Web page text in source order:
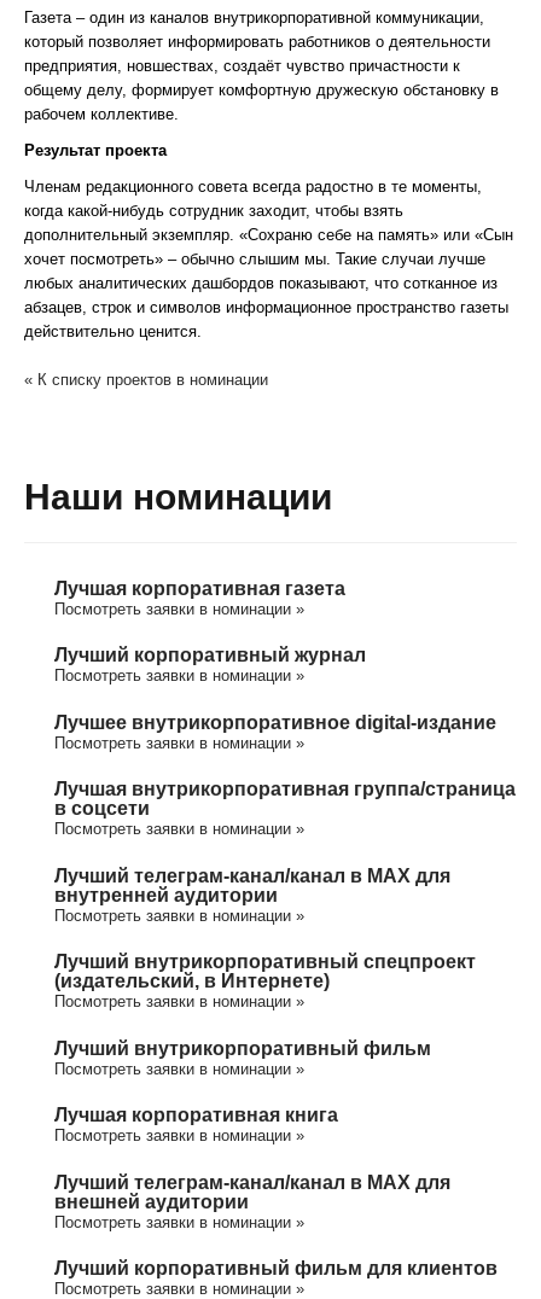
Газета – один из каналов внутрикорпоративной коммуникации,
который позволяет информировать работников о деятельности
предприятия, новшествах, создаёт чувство причастности к
общему делу, формирует комфортную дружескую обстановку в
рабочем коллективе.
Результат проекта
Членам редакционного совета всегда радостно в те моменты,
когда какой-нибудь сотрудник заходит, чтобы взять
дополнительный экземпляр. «Сохраню себе на память» или «Сын
хочет посмотреть» – обычно слышим мы. Такие случаи лучше
любых аналитических дашбордов показывают, что сотканное из
абзацев, строк и символов информационное пространство газеты
действительно ценится.
« К списку проектов в номинации
Наши номинации
Лучшая корпоративная газета
Посмотреть заявки в номинации »
Лучший корпоративный журнал
Посмотреть заявки в номинации »
Лучшее внутрикорпоративное digital-издание
Посмотреть заявки в номинации »
Лучшая внутрикорпоративная группа/cтраница
в соцсети
Посмотреть заявки в номинации »
Лучший телеграм-канал/канал в МАХ для
внутренней аудитории
Посмотреть заявки в номинации »
Лучший внутрикорпоративный спецпроект
(издательский, в Интернете)
Посмотреть заявки в номинации »
Лучший внутрикорпоративный фильм
Посмотреть заявки в номинации »
Лучшая корпоративная книга
Посмотреть заявки в номинации »
Лучший телеграм-канал/канал в МАХ для
внешней аудитории
Посмотреть заявки в номинации »
Лучший корпоративный фильм для клиентов
Посмотреть заявки в номинации »